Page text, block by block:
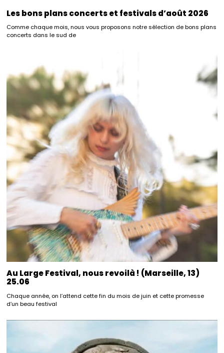
Les bons plans concerts et festivals d’août 2026
Comme chaque mois, nous vous proposons notre sélection de bons plans
concerts dans le sud de
Au Large Festival, nous revoilà ! (Marseille, 13)
25.06
Chaque année, on l’attend cette fin du mois de juin et cette promesse
d’un beau festival